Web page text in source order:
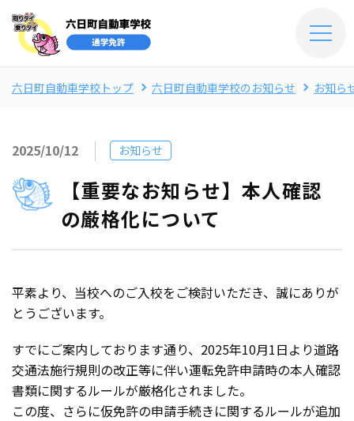
六日町自動車学校トップ 六日町自動車学校のお知らせ お知ら
2025/10/12 お知らせ
【重要なお知らせ】本人確認
の厳格化について
平素より、当校へのご入校をご検討いただき、誠にありが
とうございます。
すでにご案内しております通り、2025年10月1日より道路
交通法施行規則の改正等に伴い運転免許申請時の本人確認
書類に関するルールが厳格化されました。
この度、さらに仮免許の申請手続きに関するルールが追加